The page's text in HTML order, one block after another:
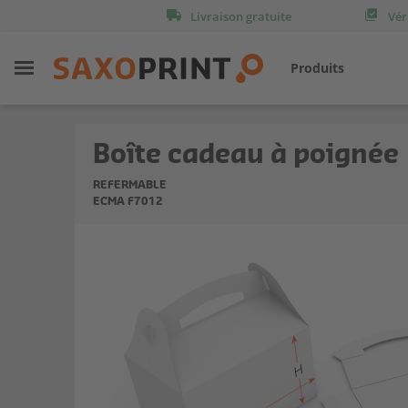
Livraison gratuite
Produits
Boîte cadeau à poignée
REFERMABLE
ECMA F7012